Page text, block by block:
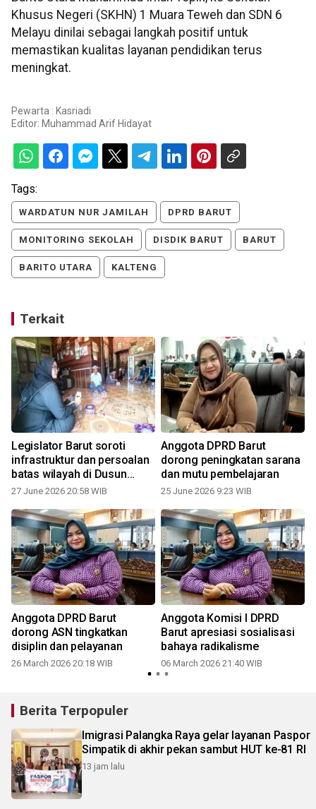
Khusus Negeri (SKHN) 1 Muara Teweh dan SDN 6
Melayu dinilai sebagai langkah positif untuk
memastikan kualitas layanan pendidikan terus
meningkat.
Pewarta : Kasriadi
Editor: Muhammad Arif Hidayat
Tags:
WARDATUN NUR JAMILAH DPRD BARUT
MONITORING SEKOLAH DISDIK BARUT BARUT
BARITO UTARA KALTENG
Terkait
Legislator Barut soroti
infrastruktur dan persoalan
batas wilayah di Dusun
Muntak Jaya
27 June 2026 20:58 WIB
Anggota DPRD Barut
dorong peningkatan sarana
dan mutu pembelajaran
25 June 2026 9:23 WIB
Anggota DPRD Barut
dorong ASN tingkatkan
disiplin dan pelayanan
26 March 2026 20:18 WIB
Anggota Komisi I DPRD
Barut apresiasi sosialisasi
bahaya radikalisme
06 March 2026 21:40 WIB
Berita Terpopuler
Imigrasi Palangka Raya gelar layanan Paspor
Simpatik di akhir pekan sambut HUT ke-81 RI
13 jam lalu